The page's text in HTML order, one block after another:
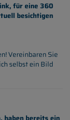
für eine 360
besichtigen
Vereinbaren Sie
selbst ein Bild